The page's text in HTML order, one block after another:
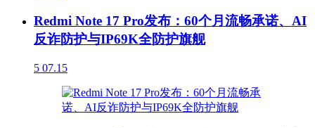
Redmi Note 17 Pro发布：60个月流畅承诺、AI
反诈防护与IP69K全防护旗舰
5 07.15